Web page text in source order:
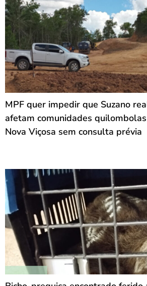
MPF quer impedir que Suzano
afetam comunidades
Nova Viçosa sem consulta prévia